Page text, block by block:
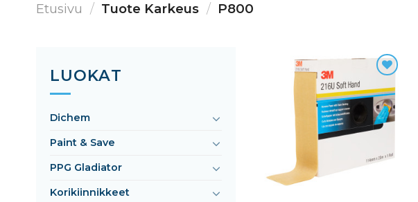
Etusivu / Tuote Karkeus / P800
LUOKAT
Dichem
Paint & Save
PPG Gladiator
Korikiinnikkeet